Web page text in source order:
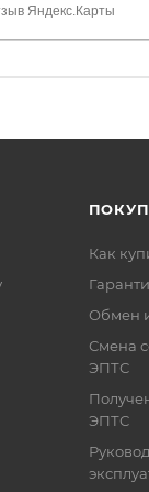
спасибо
Яндекс.Карты
Как
Обмен
Смена
ЭПТС
ЭПТС